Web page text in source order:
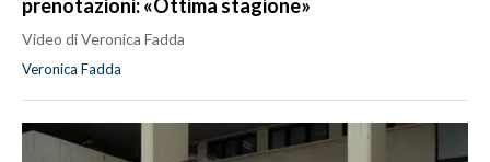
prenotazioni: «Ottima stagione»
Video di Veronica Fadda
Veronica Fadda